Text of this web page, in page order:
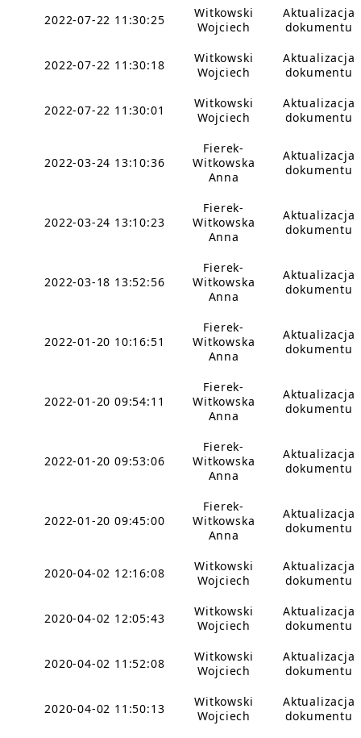
2022-07-22 11:30:25
Witkowski
Wojciech
Aktualizacja
dokumentu
2022-07-22 11:30:18
Witkowski
Wojciech
Aktualizacja
dokumentu
2022-07-22 11:30:01
Witkowski
Wojciech
Aktualizacja
dokumentu
2022-03-24 13:10:36
Fierek-
Witkowska
Anna
Aktualizacja
dokumentu
2022-03-24 13:10:23
Fierek-
Witkowska
Anna
Aktualizacja
dokumentu
2022-03-18 13:52:56
Fierek-
Witkowska
Anna
Aktualizacja
dokumentu
2022-01-20 10:16:51
Fierek-
Witkowska
Anna
Aktualizacja
dokumentu
2022-01-20 09:54:11
Fierek-
Witkowska
Anna
Aktualizacja
dokumentu
2022-01-20 09:53:06
Fierek-
Witkowska
Anna
Aktualizacja
dokumentu
2022-01-20 09:45:00
Fierek-
Witkowska
Anna
Aktualizacja
dokumentu
2020-04-02 12:16:08
Witkowski
Wojciech
Aktualizacja
dokumentu
2020-04-02 12:05:43
Witkowski
Wojciech
Aktualizacja
dokumentu
2020-04-02 11:52:08
Witkowski
Wojciech
Aktualizacja
dokumentu
2020-04-02 11:50:13
Witkowski
Wojciech
Aktualizacja
dokumentu